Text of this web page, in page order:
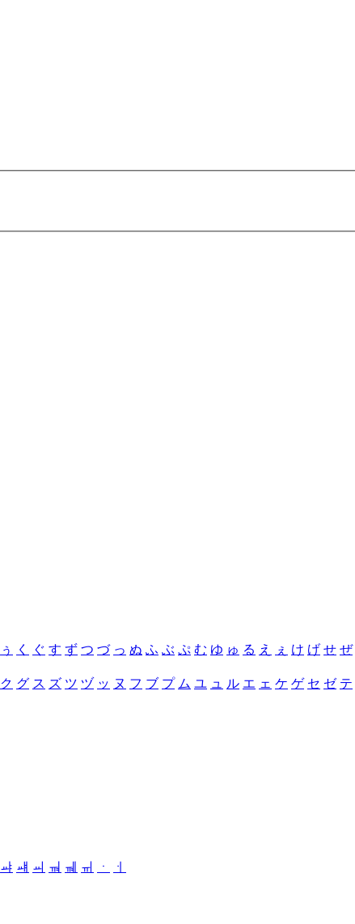
ぅ く ぐ す ず つ づ っ ぬ ふ ぶ ぷ む ゆ ゅ る え ぇ け げ せ ぜ
ク グ ス ズ ツ ヅ ッ ヌ フ ブ プ ム ユ ュ ル エ ェ ケ ゲ セ ゼ テ
ㆇ ㆈ ㆉ ㆊ ㆋ ㆌ ㆍ
ㆎ